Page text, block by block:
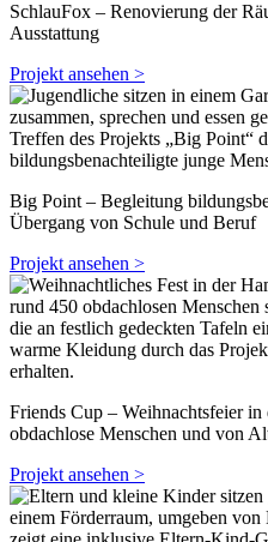
SchlauFox – Renovierung der
Ausstattung
Projekt ansehen >
Big Point – Begleitung
Übergang von Schule und Beruf
Projekt ansehen >
Friends Cup – Weihnachtsfeier
obdachlose Menschen und von
Projekt ansehen >